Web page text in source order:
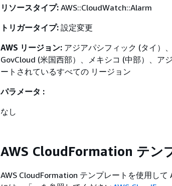
リソースタイプ: AWS::CloudWatch::Alarm
トリガータイプ: 設定変更
AWS リージョン: アジアパシフィック (タイ）
GovCloud (米国西部）、メキシコ (中部）、ア
ートされているすべての リージョン
パラメータ :
なし
AWS CloudFormation テン
AWS CloudFormation テンプレートを使用し